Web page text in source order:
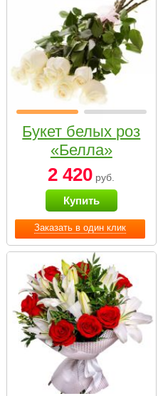
Заказать в один клик
Букет белых роз
«Белла»
2 420 руб.
Купить